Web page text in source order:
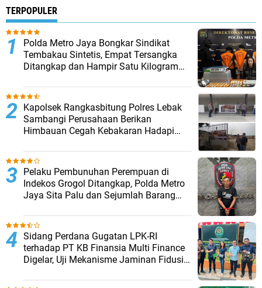
TERPOPULER
‎Polda Metro Jaya Bongkar Sindikat
Tembakau Sintetis, Empat Tersangka
Ditangkap dan Hampir Satu Kilogram
Kapolsek Rangkasbitung Polres Lebak
Sambangi Perusahaan Berikan
Himbauan Cegah Kebakaran Hadapi
Pelaku Pembunuhan Perempuan di
Indekos Grogol Ditangkap, Polda Metro
Jaya Sita Palu dan Sejumlah Barang
Sidang Perdana Gugatan LPK-RI
terhadap PT KB Finansia Multi Finance
Digelar, Uji Mekanisme Jaminan Fidusia